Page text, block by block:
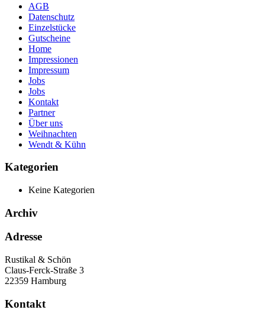
AGB
Datenschutz
Einzelstücke
Gutscheine
Home
Impressionen
Impressum
Jobs
Jobs
Kontakt
Partner
Über uns
Weihnachten
Wendt & Kühn
Kategorien
Keine Kategorien
Archiv
Adresse
Rustikal & Schön
Claus-Ferck-Straße 3
22359 Hamburg
Kontakt